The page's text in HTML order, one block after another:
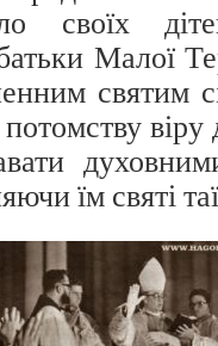
своїх
Малої
святим
віру
їм святі